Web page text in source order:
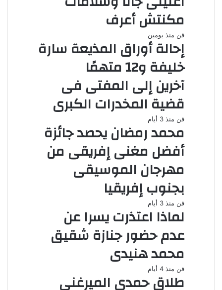
مكنتش أعرف
فن منذ يومين
إحالة أوراق المذيعة سارة
خليفة و12 متهمًا
آخرين إلى المفتى فى
قضية المخدرات الكبرى
فن منذ 3 أيام
محمد رمضان يحصد جائزة
أفضل مغنى إفريقى من
مهرجان الموسيقى
بجنوب إفريقيا
فن منذ 3 أيام
لماذا اعتذرت يسرا عن
عدم حضور جنازة شقيق
محمد هنيدى
فن منذ 4 أيام
طلاق حمدى الميرغنى